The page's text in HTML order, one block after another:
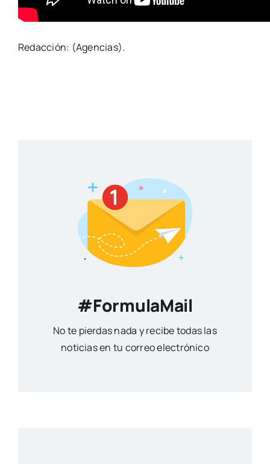
Redacción: (Agencias).
#FormulaMail
No te pierdas nada y recibe todas las
noticias en tu correo electrónico